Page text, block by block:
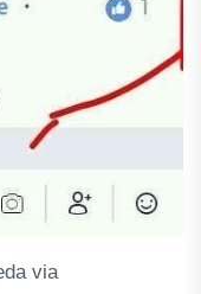
via